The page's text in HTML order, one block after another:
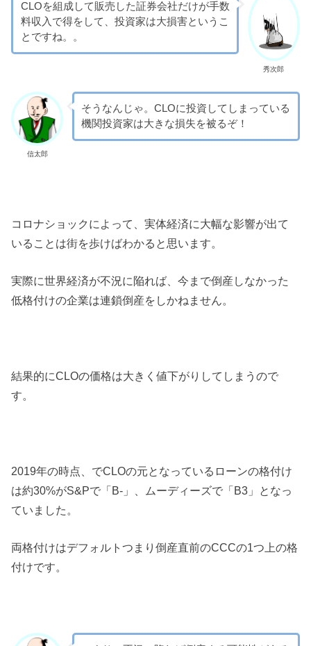
秀次郎
CLOを組成して販売した証券会社だけが手数
料収入で得をして、投資家は大損害というこ
とですね。。
信太郎
そうなんじゃ。CLOに投資してしまっている
機関投資家は大きな損失を被るぞ！
コロナショックによって、実体経済に大幅な影響が出て
いることは街を歩けばわかると思います。
実際に世界経済が不況に陥れば、今まで倒産しなかった
低格付けの企業は連鎖倒産をしかねません。
結果的にCLOの価格は大きく値下がりしてしまうので
す。
2019年の時点、でCLOの元となっているローンの格付け
は約30%がS&Pで「B-」、ムーディーズで「B3」となっ
ていました。
両格付けはデフォルトつまり倒産直前のCCCの1つ上の格
付けです。